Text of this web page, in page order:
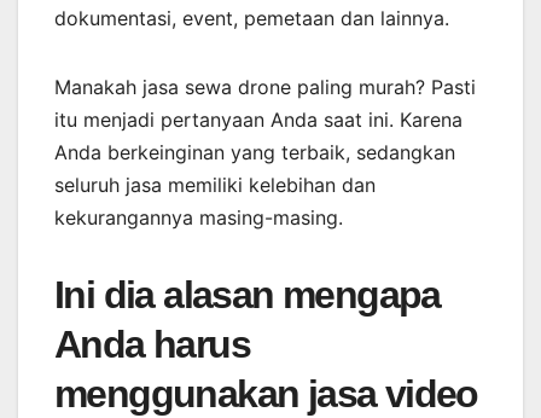
dokumentasi, event, pemetaan dan lainnya.
Manakah jasa sewa drone paling murah? Pasti
itu menjadi pertanyaan Anda saat ini. Karena
Anda berkeinginan yang terbaik, sedangkan
seluruh jasa memiliki kelebihan dan
kekurangannya masing-masing.
Ini dia alasan mengapa
Anda harus
menggunakan jasa video